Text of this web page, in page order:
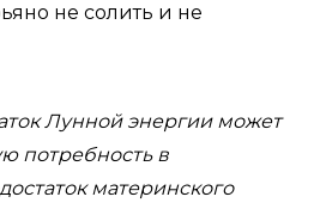
не солить и не
Лунной энергии может
потребность в
материнского